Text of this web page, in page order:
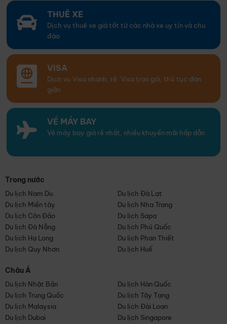
THUÊ XE
Dịch vụ thuê xe giá tốt từ các nhà xe uy tín và chu
đáo
VISA
Dịch vụ Visa nhanh, rẻ. Visa trọn gói, thủ tục đơn
giản
VÉ MÁY BAY
Vé máy bay giá rẻ nhất, nhiều khuyến mãi hấp dẫn
Trong nước
Du lịch Nam Du
Du lịch Đà Lạt
Du lịch Miền tây
Du lịch Nha Trang
Du lịch Côn Đảo
Du lịch Sapa
Du lịch Đà Nẵng
Du lịch Phú Quốc
Du lịch Hạ Long
Du lịch Phan Thiết
Du lịch Quy Nhơn
Du lịch Huế
Châu Á
Du lịch Nhật Bản
Du lịch Hàn Quốc
Du lịch Trung Quốc
Du lịch Tây Tạng
Du lịch Malaysia
Du lịch Đài Loan
Du lịch Dubai
Du lịch Singapore